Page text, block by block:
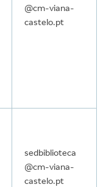
@cm-viana-
castelo.pt
sedbiblioteca
@cm-viana-
castelo.pt